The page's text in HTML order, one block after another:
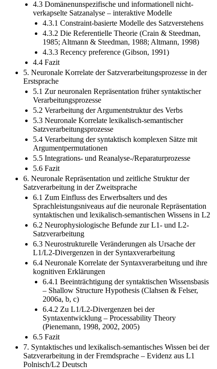
4.3 Domänenunspezifische und informationell nicht-
verkapselte Satzanalyse – interaktive Modelle
4.3.1 Constraint-basierte Modelle des Satzverstehens
4.3.2 Die Referentielle Theorie (Crain & Steedman,
1985; Altmann & Steedman, 1988; Altmann, 1998)
4.3.3 Recency preference (Gibson, 1991)
4.4 Fazit
5. Neuronale Korrelate der Satzverarbeitungsprozesse in der
Erstsprache
5.1 Zur neuronalen Repräsentation früher syntaktischer
Verarbeitungsprozesse
5.2 Verarbeitung der Argumentstruktur des Verbs
5.3 Neuronale Korrelate lexikalisch-semantischer
Satzverarbeitungsprozesse
5.4 Verarbeitung der syntaktisch komplexen Sätze mit
Argumentpermutationen
5.5 Integrations- und Reanalyse-/Reparaturprozesse
5.6 Fazit
6. Neuronale Repräsentation und zeitliche Struktur der
Satzverarbeitung in der Zweitsprache
6.1 Zum Einfluss des Erwerbsalters und des
Sprachleistungsniveaus auf die neuronale Repräsentation
syntaktischen und lexikalisch-semantischen Wissens in L2
6.2 Neurophysiologische Befunde zur L1- und L2-
Satzverarbeitung
6.3 Neurostrukturelle Veränderungen als Ursache der
L1/L2-Divergenzen in der Syntaxverarbeitung
6.4 Neuronale Korrelate der Syntaxverarbeitung und ihre
kognitiven Erklärungen
6.4.1 Beeinträchtigung der syntaktischen Wissensbasis
– Shallow Structure Hypothesis (Clahsen & Felser,
2006a, b, c)
6.4.2 Zu L1/L2-Divergenzen bei der
Syntaxentwicklung – Processability Theory
(Pienemann, 1998, 2002, 2005)
6.5 Fazit
7. Syntaktisches und lexikalisch-semantisches Wissen bei der
Satzverarbeitung in der Fremdsprache – Evidenz aus L1
Polnisch/L2 Deutsch